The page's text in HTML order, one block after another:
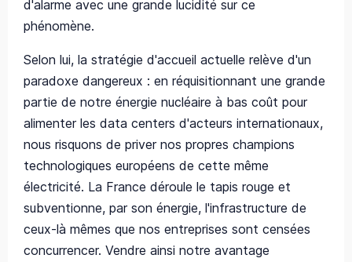
d'alarme avec une grande lucidité sur ce
phénomène.
Selon lui, la stratégie d'accueil actuelle relève d'un
paradoxe dangereux : en réquisitionnant une grande
partie de notre énergie nucléaire à bas coût pour
alimenter les data centers d'acteurs internationaux,
nous risquons de priver nos propres champions
technologiques européens de cette même
électricité. La France déroule le tapis rouge et
subventionne, par son énergie, l'infrastructure de
ceux-là mêmes que nos entreprises sont censées
concurrencer. Vendre ainsi notre avantage